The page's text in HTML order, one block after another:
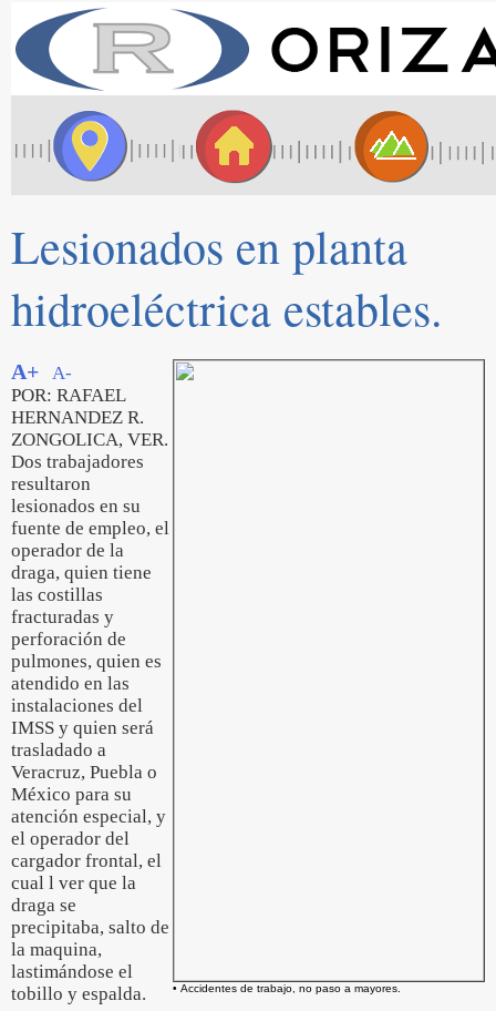
Lesionados en planta
hidroeléctrica estables.
• Accidentes de trabajo, no paso a mayores.
A+
A-
POR: RAFAEL
HERNANDEZ R.
ZONGOLICA, VER.
Dos trabajadores
resultaron
lesionados en su
fuente de empleo, el
operador de la
draga, quien tiene
las costillas
fracturadas y
perforación de
pulmones, quien es
atendido en las
instalaciones del
IMSS y quien será
trasladado a
Veracruz, Puebla o
México para su
atención especial, y
el operador del
cargador frontal, el
cual l ver que la
draga se
precipitaba, salto de
la maquina,
lastimándose el
tobillo y espalda.